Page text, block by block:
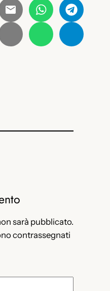
sarà pubblicato.
contrassegnati